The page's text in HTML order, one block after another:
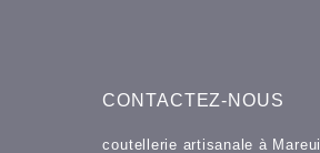
CONTACTEZ-NOUS
coutellerie artisanale à Mareuil